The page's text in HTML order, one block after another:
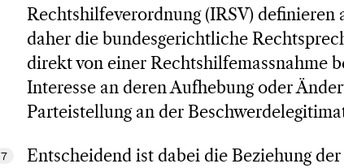
Rechtshilfeverordnung (IRSV)
daher die bundesgerichtliche
direkt von einer Rechtshilfemassnahme
Interesse an deren Aufhebung oder
Parteistellung an der
7
Entscheidend ist dabei die Beziehung